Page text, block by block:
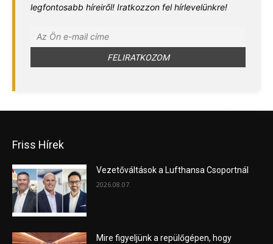
legfontosabb híreiről! Iratkozzon fel hírlevelünkre!
Friss Hírek
Vezetőváltások a Lufthansa Csoportnál
2026.08.07.
Mire figyeljünk a repülőgépen, hogy